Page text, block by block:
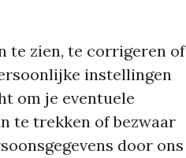
te zien, te corrigeren of
instellingen
om je eventuele
te trekken of bezwaar
door ons